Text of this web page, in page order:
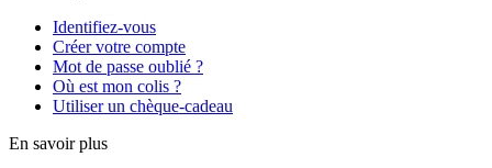
Identifiez-vous
Créer votre compte
Mot de passe oublié ?
Où est mon colis ?
Utiliser un chèque-cadeau
En savoir plus